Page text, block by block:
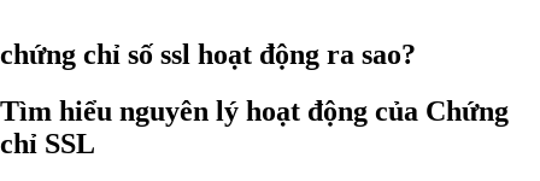
chứng chỉ số ssl hoạt động ra sao?
Tìm hiểu nguyên lý hoạt động của Chứng
chỉ SSL